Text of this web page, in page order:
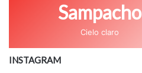
Sampacho
Cielo claro
INSTAGRAM